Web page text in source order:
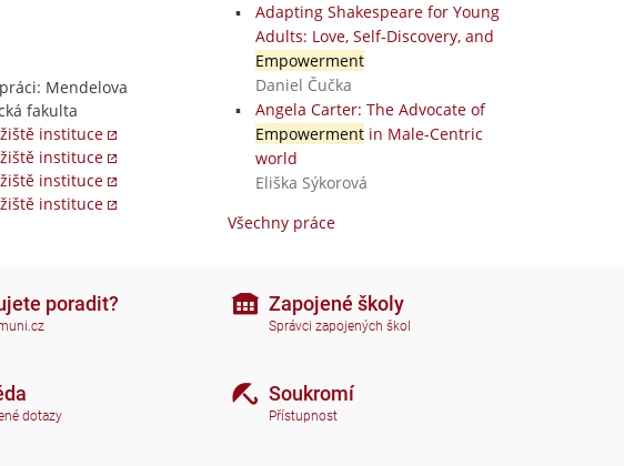
Mendelova
fakulta
instituce
instituce
instituce
instituce
Adapting Shakespeare for Young
Adults: Love, Self-Discovery, and
Empowerment
Daniel Čučka
Angela Carter: The Advocate of
Empowermentin Male-Centric
world
Eliška Sýkorová
Všechny práce
poradit?
dotazy
Zapojené školy
Správci zapojených škol
Soukromí
Přístupnost